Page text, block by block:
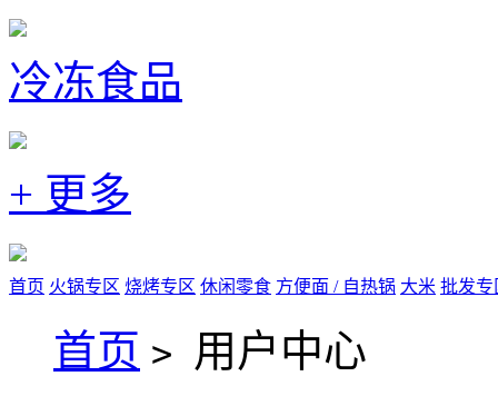
冷冻食品
+ 更多
首页 火锅专区 烧烤专区 休闲零食 方便面 / 自热锅 大米 批发专
首页 > 用户中心